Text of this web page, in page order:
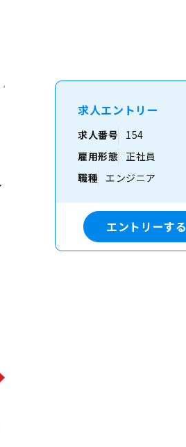
リテック】
求人エントリー
求人番号
154
雇用形態 正社員
職種
エンジニア
エントリーする